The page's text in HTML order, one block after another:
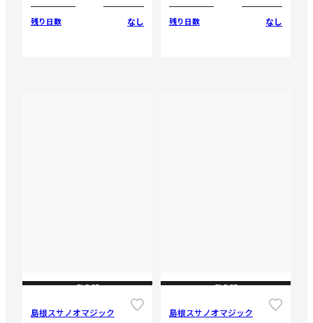
残り日数 なし 残り日数 なし
CLOSE
島根スサノオマジック
CLOSE
島根スサノオマジック